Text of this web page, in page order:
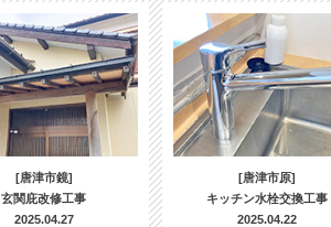
[唐津市鏡]
玄関庇改修工事
2025.04.27
[唐津市原]
キッチン水栓交換工事
2025.04.22